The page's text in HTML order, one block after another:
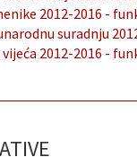
2012-2016 -
suradnju
2012-2016 -